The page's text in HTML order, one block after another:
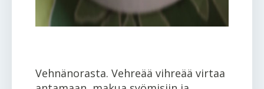
Vehnänorasta. Vehreää vihreää virtaa